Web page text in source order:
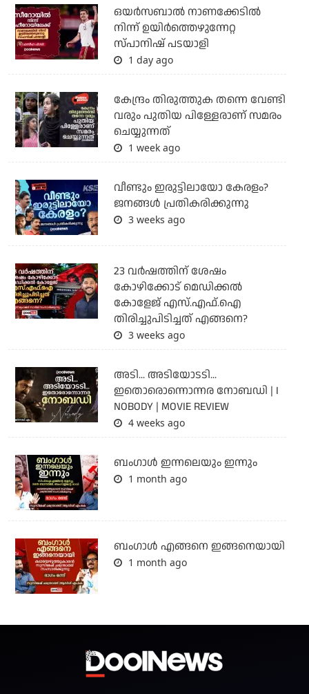
ഒയര്‍സബാൽ നാണക്കേടിൽ
നിന്ന് ഉയിർത്തെഴുന്നേറ്റ
സ്പാനിഷ് പടയാളി
1 day ago
കേന്ദ്രം തിരുത്തുക തന്നെ വേണ്ടി
വരും പുതിയ പിള്ളേരാണ് സമരം
ചെയ്യുന്നത്
1 week ago
വീണ്ടും ഇരുട്ടിലായോ കേരളം?
ജനങ്ങൾ പ്രതികരിക്കുന്നു
3 weeks ago
23 വർഷത്തിന് ശേഷം
കോഴിക്കോട് മെഡിക്കൽ
കോളേജ് എസ്.എഫ്.ഐ
തിരിച്ചുപിടിച്ചത് എങ്ങനെ?
3 weeks ago
അടി... അടിയോടടി...
ഇതൊരൊന്നൊന്നര നോബഡി | I
NOBODY | MOVIE REVIEW
4 weeks ago
ബംഗാള്‍ ഇന്നലെയും ഇന്നും
1 month ago
ബം​ഗാൾ എങ്ങനെ ഇങ്ങനെയായി
1 month ago